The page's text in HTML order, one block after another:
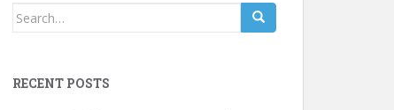
Search
RECENT POSTS